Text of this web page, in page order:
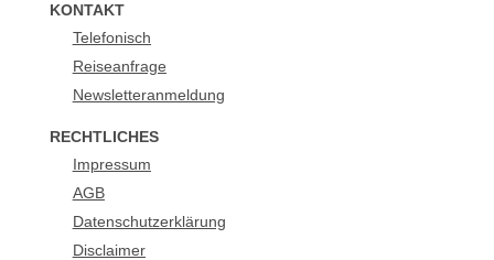
KONTAKT
Telefonisch
Reiseanfrage
Newsletteranmeldung
RECHTLICHES
Impressum
AGB
Datenschutzerklärung
Disclaimer